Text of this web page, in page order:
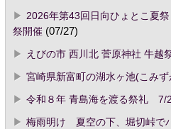
2026年第43回日向ひょとこ夏
祭開催(07/27)
えびの市 西川北 菅原神社 牛
宮崎県新富町の湖水ヶ池(こみ
令和８年 青島海を渡る祭礼 7/
梅雨明け 夏空の下、堀切峠で